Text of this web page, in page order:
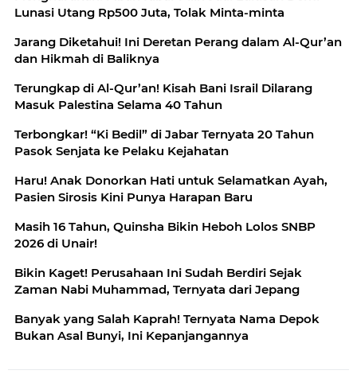
Lunasi Utang Rp500 Juta, Tolak Minta-minta
Jarang Diketahui! Ini Deretan Perang dalam Al-Qur’an
dan Hikmah di Baliknya
Terungkap di Al-Qur’an! Kisah Bani Israil Dilarang
Masuk Palestina Selama 40 Tahun
Terbongkar! “Ki Bedil” di Jabar Ternyata 20 Tahun
Pasok Senjata ke Pelaku Kejahatan
Haru! Anak Donorkan Hati untuk Selamatkan Ayah,
Pasien Sirosis Kini Punya Harapan Baru
Masih 16 Tahun, Quinsha Bikin Heboh Lolos SNBP
2026 di Unair!
Bikin Kaget! Perusahaan Ini Sudah Berdiri Sejak
Zaman Nabi Muhammad, Ternyata dari Jepang
Banyak yang Salah Kaprah! Ternyata Nama Depok
Bukan Asal Bunyi, Ini Kepanjangannya